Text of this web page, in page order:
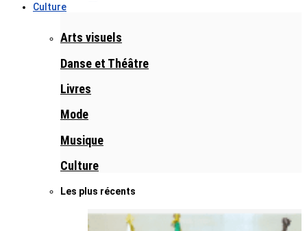
Culture
Arts visuels
Danse et Théâtre
Livres
Mode
Musique
Culture
Les plus récents